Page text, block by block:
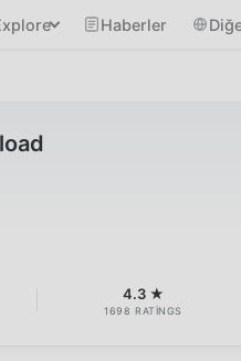
Haberler
4.3 ★
1698 RATINGS